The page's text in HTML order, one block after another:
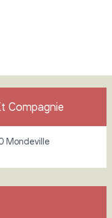
Compagnie
Mondeville